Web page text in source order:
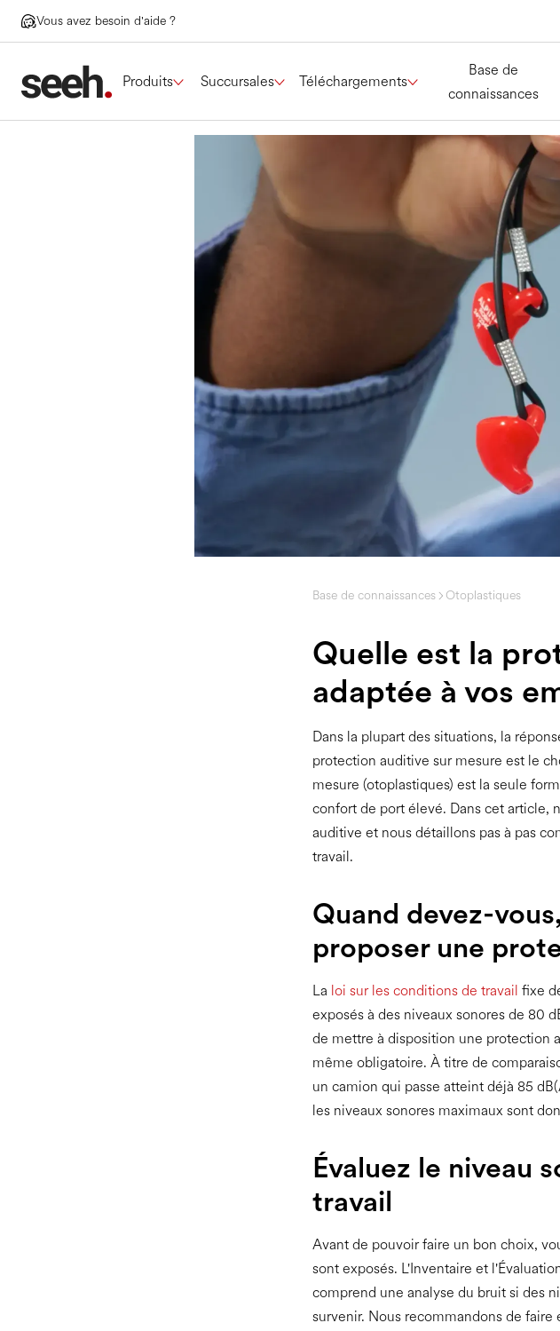
Vous avez besoin d'aide ?
Produits Succursales Téléchargements
Base de
connaissances
Base de connaissances Otoplastiques
Quelle est la
adaptée à vos
Dans la plupart des situations, la
protection auditive sur mesure est le
mesure (otoplastiques) est la seule
confort de port élevé. Dans cet article,
auditive et nous détaillons pas à pas
travail.
Quand devez-
proposer une
La loi sur les conditions de travail fixe
exposés à des niveaux sonores de 80
de mettre à disposition une protection
même obligatoire. À titre de
un camion qui passe atteint déjà 85
les niveaux sonores maximaux sont
Évaluez le niveau
travail
Avant de pouvoir faire un bon choix,
sont exposés. L'Inventaire et
comprend une analyse du bruit si des
survenir. Nous recommandons de